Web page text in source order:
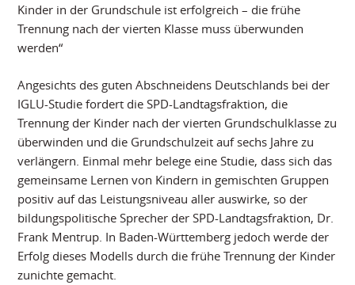
Kinder in der Grundschule ist erfolgreich – die frühe
Trennung nach der vierten Klasse muss überwunden
werden“
Angesichts des guten Abschneidens Deutschlands bei der
IGLU-Studie fordert die SPD-Landtagsfraktion, die
Trennung der Kinder nach der vierten Grundschulklasse zu
überwinden und die Grundschulzeit auf sechs Jahre zu
verlängern. Einmal mehr belege eine Studie, dass sich das
gemeinsame Lernen von Kindern in gemischten Gruppen
positiv auf das Leistungsniveau aller auswirke, so der
bildungspolitische Sprecher der SPD-Landtagsfraktion, Dr.
Frank Mentrup. In Baden-Württemberg jedoch werde der
Erfolg dieses Modells durch die frühe Trennung der Kinder
zunichte gemacht.